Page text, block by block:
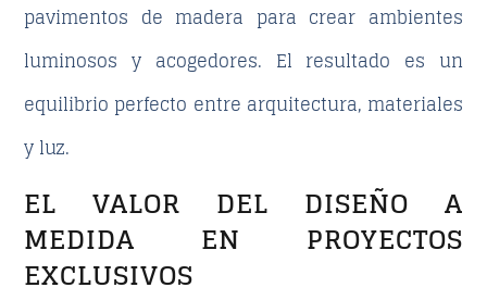
pavimentos de madera para crear ambientes
luminosos y acogedores. El resultado es un
equilibrio perfecto entre arquitectura, materiales
y luz.
EL VALOR DEL DISEÑO A
MEDIDA EN PROYECTOS
EXCLUSIVOS